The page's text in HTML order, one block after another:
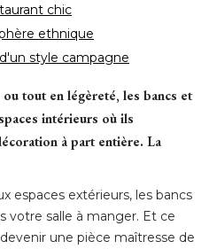
chic
ethnique
style campagne
tout en légèreté, les bancs et
intérieurs où ils
à part entière. La
espaces extérieurs, les bancs
votre salle à manger. Et ce
une pièce maîtresse de